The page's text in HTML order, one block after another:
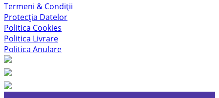
Termeni & Condiții
Protecția Datelor
Politica Cookies
Politica Livrare
Politica Anulare